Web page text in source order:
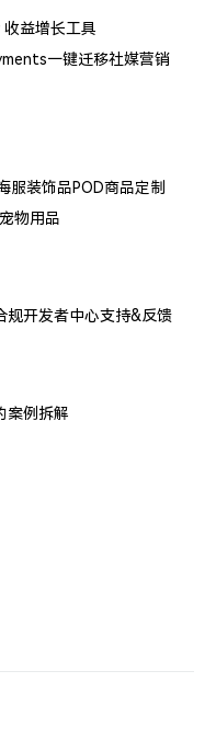
益增长工具
一键迁移社媒营销
服装饰品POD商品定制
宠物用品
规开发者中心支持&反馈
案例拆解